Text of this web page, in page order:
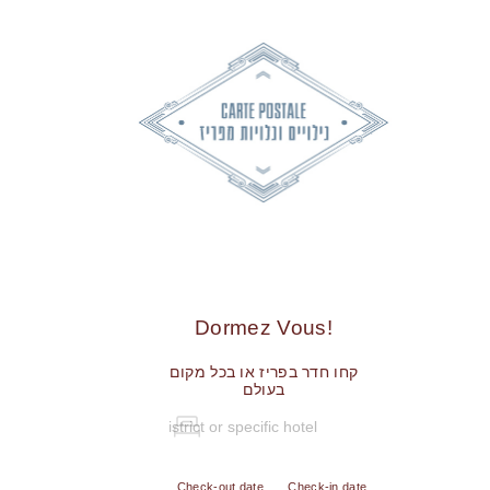
!Dormez Vous
קחו חדר בפריז או בכל מקום
בעולם
Check-in date
Check-out date